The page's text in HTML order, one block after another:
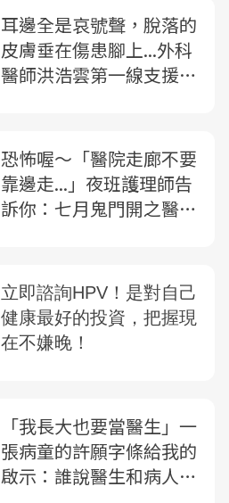
耳邊全是哀號聲，脫落的
皮膚垂在傷患腳上...外科
醫師洪浩雲第一線支援：
恐怖喔～「醫院走廊不要
靠邊走...」夜班護理師告
訴你：七月鬼門開之醫院
「我長大也要當醫生」一
張病童的許願字條給我的
啟示：誰說醫生和病人是